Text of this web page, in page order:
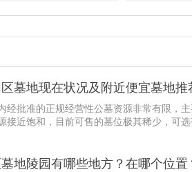
墓地现在状况及附近便宜墓地推
经批准的正规经营性公墓资源非常有限，
接近饱和，目前可售的墓位极其稀少，可
地陵园有哪些地方？在哪个位置